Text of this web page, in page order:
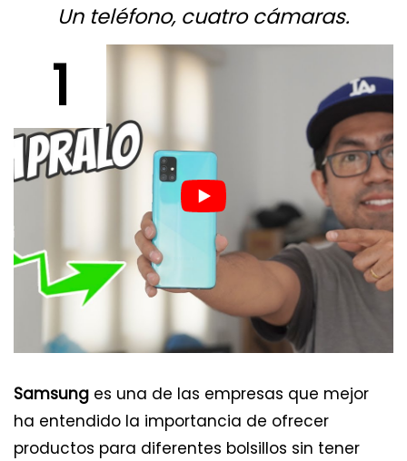
Un teléfono, cuatro cámaras.
1
Samsung es una de las empresas que mejor
ha entendido la importancia de ofrecer
productos para diferentes bolsillos sin tener